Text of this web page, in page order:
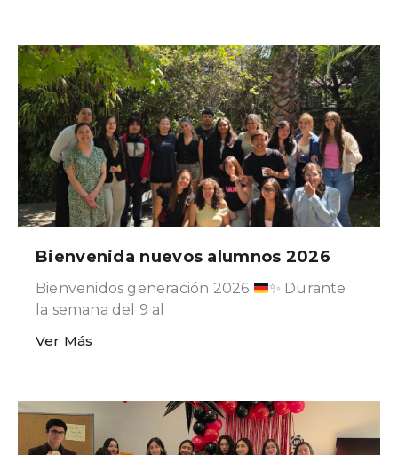
Bienvenida nuevos alumnos 2026
Bienvenidos generación 2026 ✨ Durante
la semana del 9 al
Ver Más